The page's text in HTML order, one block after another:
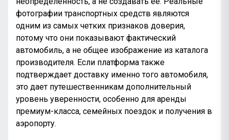
фотографии транспортных средств являются
одним из самых четких признаков доверия,
потому что они показывают фактический
автомобиль, а не общее изображение из каталога
производителя. Если платформа также
подтверждает доставку именно того автомобиля,
это дает путешественникам дополнительный
уровень уверенности, особенно для аренды
премиум-класса, семейных поездок и получения в
аэропорту.